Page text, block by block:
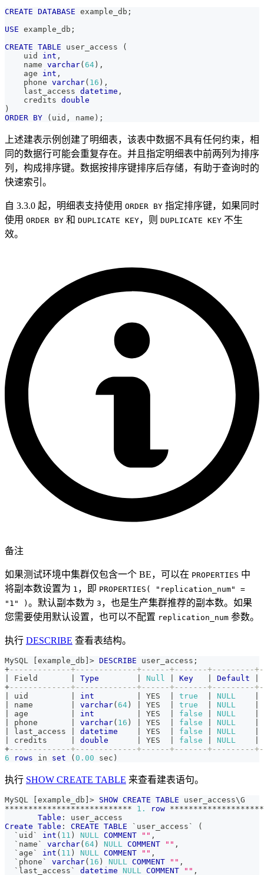
CREATE DATABASE example_db ;
USE example_db ;
CREATE TABLE user_access
(
    uid
int ,
    name
varchar(64) ,
    age
int ,
    phone
varchar( 16 ) ,
    last_access
datetime ,
    credits
double
)
ORDER BY ( uid , name ) ;
上述建表示例创建了明细表，该表中数据不具有任何约束，相
同的数据行可能会重复存在。并且指定明细表中前两列为排序
列，构成排序键。数据按排序键排序后存储，有助于查询时的
快速索引。
自 3.3.0 起，明细表支持使用 ORDER BY 指定排序键，如果同时
使用 ORDER BY 和 DUPLICATE KEY，则 DUPLICATE KEY 不生
效。
备注
如果测试环境中集群仅包含一个 BE，可以在 PROPERTIES 中
将副本数设置为 1 ，即 PROPERTIES( "replication_num" =
"1" ) 。默认副本数为 3 ，也是生产集群推荐的副本数。如果
您需要使用默认设置，也可以不配置 replication_num 参数。
执行 DESCRIBE 查看表结构。
MySQL example_db > DESCRIBE user_access ;
+-------------+-------------+------+-------+---------
Field Type Null Key Default
+-------------+-------------+------+-------+---------
uid int YES true NULL
name varchar( 64 ) YES true NULL
age int YES false NULL
phone varchar( 16 ) YES false NULL
last_access datetime YES false NULL
credits double YES false NULL
+-------------+-------------+------+-------+---------
6
rows in set ( 0.00 sec )
执行 SHOW CREATE TABLE 来查看建表语句。
MySQL example_db > SHOW CREATE TABLE user_access\G
*************************** 1. row ********************
Table : user_access
Create Table : CREATE TABLE ` user_access `
(
` uid ` int ( 11 ) NULL COMMENT "" ,
` name ` varchar( 64 ) NULL COMMENT "" ,
` age ` int ( 11 ) NULL COMMENT "" ,
` phone ` varchar( 16 ) NULL COMMENT "" ,
` last_access ` datetime NULL COMMENT "" ,